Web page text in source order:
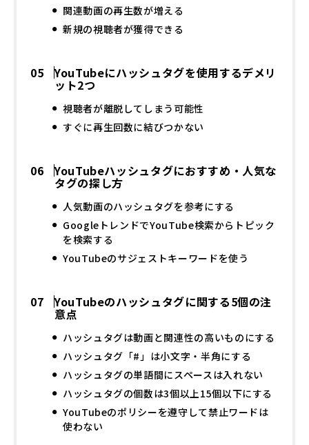
関連動画の再生数が増える
新規の視聴者が獲得できる
YouTubeにハッシュタグを使用するデメリ
ット2つ
視聴者が離脱してしまう可能性
すぐに再生回数に結びつかない
YouTubeハッシュタグにおすすめ・人気な
タグの探し方
人気動画のハッシュタグを参考にする
GoogleトレンドでYouTube検索からトピック
を検索する
YouTubeのサジェストキーワードを使う
YouTubeのハッシュタグに関する5個の注
意点
ハッシュタグは動画と関連性の高いものにする
ハッシュタグ「#」は小文字・半角にする
ハッシュタグの単語間にスペースは入れない
ハッシュタグの個数は3個以上15個以下にする
YouTubeのポリシーを遵守して禁止ワードは
使わない